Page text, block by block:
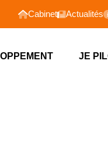
Cabinet Actualités
JE